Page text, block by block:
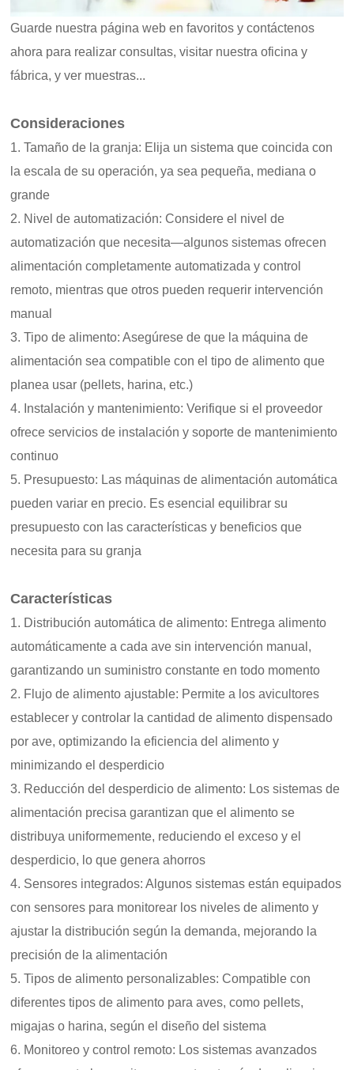
Guarde nuestra página web en favoritos y contáctenos
ahora para realizar consultas, visitar nuestra oficina y
fábrica, y ver muestras...
Consideraciones
1. Tamaño de la granja: Elija un sistema que coincida con
la escala de su operación, ya sea pequeña, mediana o
grande
2. Nivel de automatización: Considere el nivel de
automatización que necesita—algunos sistemas ofrecen
alimentación completamente automatizada y control
remoto, mientras que otros pueden requerir intervención
manual
3. Tipo de alimento: Asegúrese de que la máquina de
alimentación sea compatible con el tipo de alimento que
planea usar (pellets, harina, etc.)
4. Instalación y mantenimiento: Verifique si el proveedor
ofrece servicios de instalación y soporte de mantenimiento
continuo
5. Presupuesto: Las máquinas de alimentación automática
pueden variar en precio. Es esencial equilibrar su
presupuesto con las características y beneficios que
necesita para su granja
Características
1. Distribución automática de alimento: Entrega alimento
automáticamente a cada ave sin intervención manual,
garantizando un suministro constante en todo momento
2. Flujo de alimento ajustable: Permite a los avicultores
establecer y controlar la cantidad de alimento dispensado
por ave, optimizando la eficiencia del alimento y
minimizando el desperdicio
3. Reducción del desperdicio de alimento: Los sistemas de
alimentación precisa garantizan que el alimento se
distribuya uniformemente, reduciendo el exceso y el
desperdicio, lo que genera ahorros
4. Sensores integrados: Algunos sistemas están equipados
con sensores para monitorear los niveles de alimento y
ajustar la distribución según la demanda, mejorando la
precisión de la alimentación
5. Tipos de alimento personalizables: Compatible con
diferentes tipos de alimento para aves, como pellets,
migajas o harina, según el diseño del sistema
6. Monitoreo y control remoto: Los sistemas avanzados